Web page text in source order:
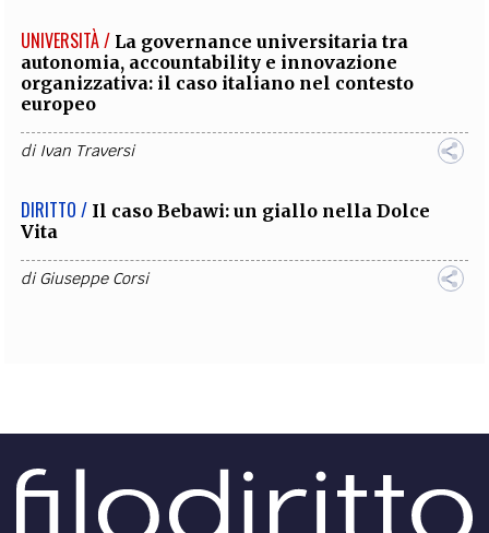
UNIVERSITÀ / La governance universitaria tra
autonomia, accountability e innovazione
organizzativa: il caso italiano nel contesto
europeo
di Ivan Traversi
DIRITTO / Il caso Bebawi: un giallo nella Dolce
Vita
diGiuseppe Corsi